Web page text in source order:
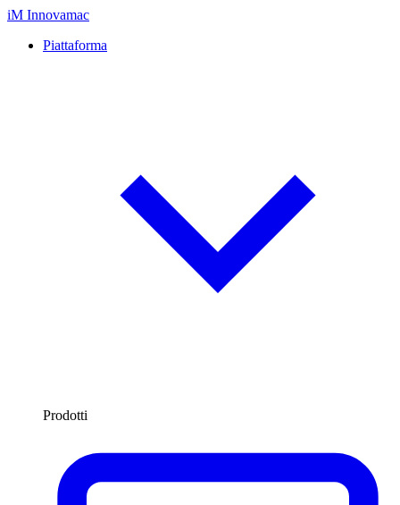
iM Innovamac
Piattaforma
Prodotti